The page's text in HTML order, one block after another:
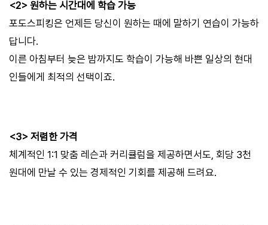
<2> 원하는 시간대에 학습 가능
포도스피킹은 언제든 당신이 원하는 때에 말하기 연습이 가능하
답니다.
이른 아침부터 늦은 밤까지도 학습이 가능해 바쁜 일상의 현대
인들에게 최적의 선택이죠.
<3> 저렴한 가격
체계적인 1:1 맞춤 레슨과 커리큘럼을 제공하면서도, 회당 3천
원대에 만날 수 있는 경제적인 기회를 제공해 드려요.